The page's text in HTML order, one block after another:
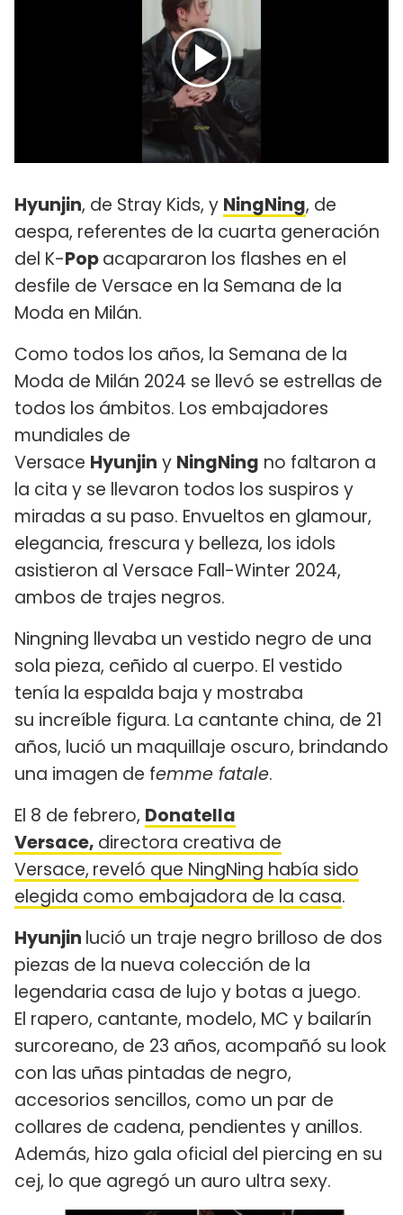
Hyunjin, de Stray Kids, y NingNing, de
aespa, referentes de la cuarta generación
del K-Popacapararon los flashes en el
desfile de Versace en la Semana de la
Moda en Milán.
Como todos los años, la Semana de la
Moda de Milán 2024 se llevó se estrellas de
todos los ámbitos. Los embajadores
mundiales de
Versace Hyunjin y NingNing no faltaron a
la cita y se llevaron todos los suspiros y
miradas a su paso. Envueltos en glamour,
elegancia, frescura y belleza, los idols
asistieron al Versace Fall-Winter 2024,
ambos de trajes negros.
Ningning llevaba un vestido negro de una
sola pieza, ceñido al cuerpo. El vestido
tenía la espalda baja y mostraba
su increíble figura. La cantante china, de 21
años, lució un maquillaje oscuro, brindando
una imagen de femme fatale.
El 8 de febrero, Donatella
Versace, directora creativa de
Versace, reveló que NingNing había sido
elegida como embajadora de la casa.
Hyunjin lució un traje negro brilloso de dos
piezas de la nueva colección de la
legendaria casa de lujo y botas a juego.
El rapero, cantante, modelo, MC y bailarín
surcoreano, de 23 años, acompañó su look
con las uñas pintadas de negro,
accesorios sencillos, como un par de
collares de cadena, pendientes y anillos.
Además, hizo gala oficial del piercing en su
cej, lo que agregó un auro ultra sexy.